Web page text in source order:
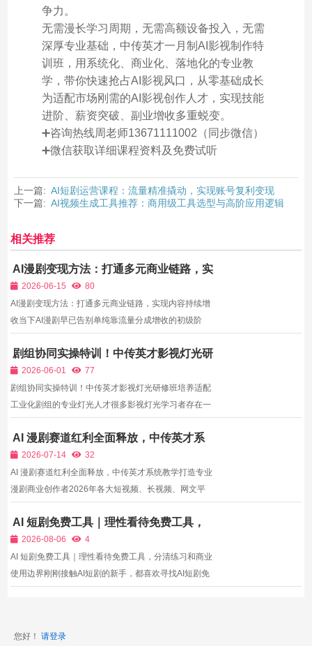
争力。
无需漫长学习周期，无需高额设备投入，无需
深厚专业基础，中传英才一月制AI影视制作特
训班，用系统化、商业化、落地化的专业教
学，带你快速抢占AI影视风口，从零基础成长
为适配市场刚需的AI影视创作人才，实现技能
进阶、薪资突破、副业增收多重蜕变。
➕咨询热线周老师13671111002（同步微信）
➕微信获取详细课程资料及免费试听
上一篇: AI短剧运营课程：流量精准撬动，实现账号复利变现
下一篇: AI视频生成工具推荐：商用级工具选型与高阶应用逻辑
相关推荐
AI漫剧变现方法：打通多元商业链路，实
现内容持续增收
2026-06-15
80
AI漫剧变现方法：打通多元商业链路，实现内容持续增
收当下AI漫剧早已告别单纯靠流量分成增收的初级阶
绝大多数碎片化教程只教制作、不教变现，导致数万入
局者扎堆基础流量赛道，同质化内容泛滥、单条收益持
续走低。...
剧组协同实操特训！中传英才影视灯光研
修班培养适配工业化剧组的专业灯光人才
2026-06-01
77
剧组协同实操特训！中传英才影视灯光研修班培养适配
工业化剧组的专业灯光人才很多影视灯光学习者存在一
组灯光师岗位。但在真实的工业化影视剧组中，技术只
是基础，协同能力、流程意识、职业素养才是入行上岗
的核心...
AI 漫剧赛道红利全面释放，中传英才系
统教学打造专业漫剧商业创作者
2026-07-14
32
AI 漫剧赛道红利全面释放，中传英才系统教学打造专业
漫剧商业创作者2026年各大短视频、长视频、网文平
B站均推出漫剧专属流量激励与保底分账政策，数据显
示AI漫剧用户规模持续暴涨，单部优质系列漫剧平台分
账可达数...
AI 短剧免费工具｜理性看待免费工具，
分清练习和商业使用边界
2026-08-06
4
AI 短剧免费工具｜理性看待免费工具，分清练习和商业
使用边界刚刚接触AI短剧的新手，都喜欢寻找AI短剧免
果。但...
您好！ 请登录